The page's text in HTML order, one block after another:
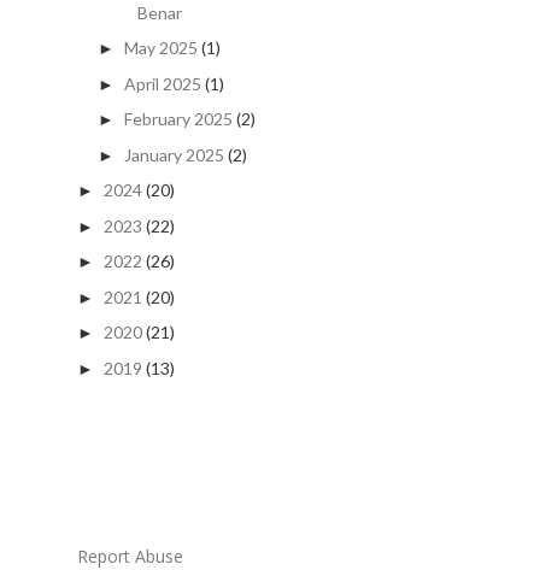
Benar
► May 2025 (1)
► April 2025 (1)
► February 2025 (2)
► January 2025 (2)
► 2024(20)
► 2023 (22)
► 2022 (26)
► 2021 (20)
► 2020(21)
► 2019 (13)
Report Abuse